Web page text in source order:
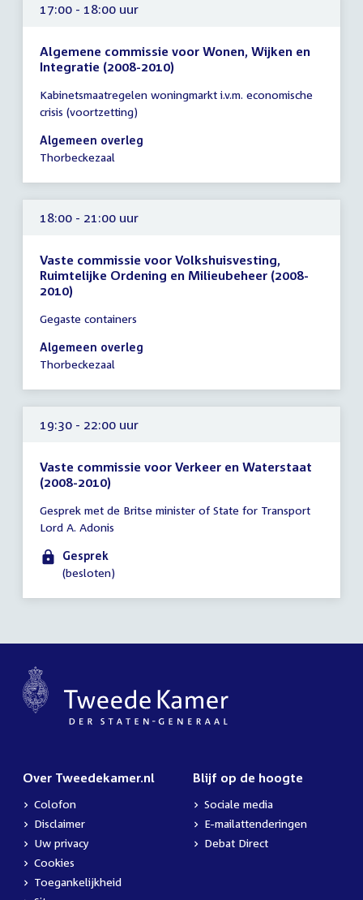
17:00 - 18:00 uur
Algemene commissie voor Wonen, Wijken en
Integratie (2008-2010)
vergadering
17:00
-
18:00
Kabinetsmaatregelen woningmarkt i.v.m. economische
crisis (voortzetting)
Algemeen overleg
Thorbeckezaal
18:00 - 21:00 uur
Vaste commissie voor Volkshuisvesting,
Ruimtelijke Ordening en Milieubeheer (2008-
2010)
vergadering
18:00
-
uur
Gegaste containers
Algemeen overleg
Thorbeckezaal
19:30 - 22:00 uur
Vaste commissie voor Verkeer en Waterstaat
(2008-2010)
vergadering
19:30
22:00
Gesprek met de Britse minister of State for Transport
Lord A. Adonis
Gesprek
(besloten)
Over Tweedekamer.nl
Colofon
Disclaimer
Uw privacy
Cookies
Toegankelijkheid
Blijf op de hoogte
Sociale media
E-mailattenderingen
Debat Direct